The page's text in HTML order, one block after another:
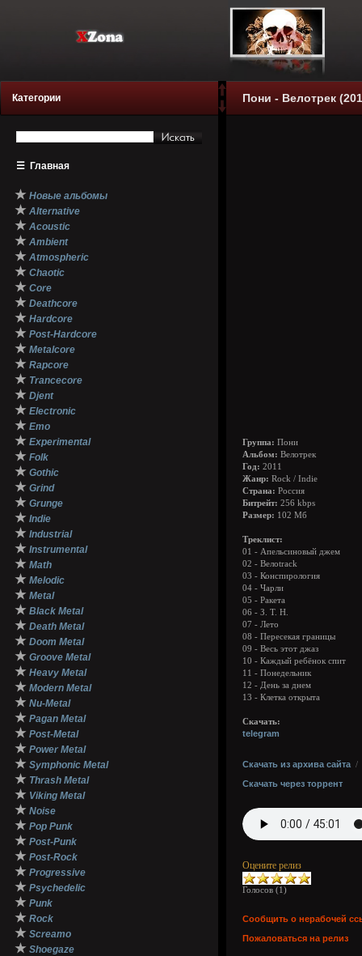
Категории
☰ Главная
★ Новые альбомы
★ Alternative
★ Acoustic
★ Ambient
★ Atmospheric
★ Chaotic
★ Core
★ Deathcore
★ Hardcore
★ Post-Hardcore
★ Metalcore
★ Rapcore
★ Trancecore
★ Djent
★ Electronic
★ Emo
★ Experimental
★ Folk
★ Gothic
★ Grind
★ Grunge
★ Indie
★ Industrial
★ Instrumental
★ Math
★ Melodic
★ Metal
★ Black Metal
★ Death Metal
★ Doom Metal
★ Groove Metal
★ Heavy Metal
★ Modern Metal
★ Nu-Metal
★ Pagan Metal
★ Post-Metal
★ Power Metal
★ Symphonic Metal
★ Thrash Metal
★ Viking Metal
★ Noise
★ Pop Punk
★ Post-Punk
★ Post-Rock
★ Progressive
★ Psychedelic
★ Punk
★ Rock
★ Screamo
★ Shoegaze
Пони - Велотрек
Группа: Пони
Альбом: Велотрек
Год: 2011
Жанр: Rock / Indie
Страна: Россия
Битрейт: 256 kbps
Размер: 102 Мб
Треклист:
01 - Апельсиновый джем
02 - Велоtrack
03 - Конспирология
04 - Чарли
05 - Ракета
06 - З. Т. Н.
07 - Лето
08 - Пересекая границы
09 - Весь этот джаз
10 - Каждый ребёнок спит
11 - Понедельник
12 - День за днем
13 - Клетка открыта
Скачать:
telegram
Скачать из архива сайта /
Скачать через торрент
Оцените релиз
Голосов (1)
Сообщить о нерабочей
Пожаловаться на релиз